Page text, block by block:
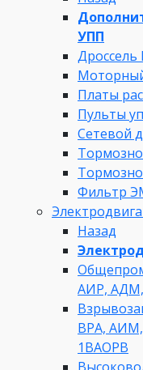
УПП
Дроссель
Платы
Пульты
Сетевой
Фильтр
Назад
АИР, АДМ,
ВРА,
1ВАОРВ